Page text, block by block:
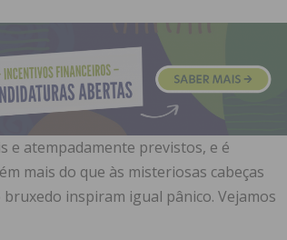
e atempadamente previstos, e é
mais do que às misteriosas cabeças
inspiram igual pânico. Vejamos